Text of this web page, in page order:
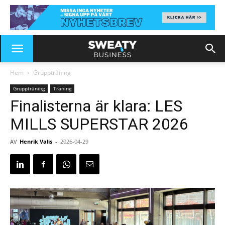
Hem Gruppträning
Gruppträning Träning
Finalisterna är klara: LES
MILLS SUPERSTAR 2026
AV Henrik Valis - 2026-04-29